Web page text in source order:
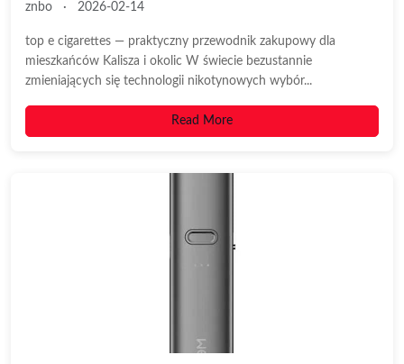
znbo · 2026-02-14
top e cigarettes — praktyczny przewodnik zakupowy dla
mieszkańców Kalisza i okolic W świecie bezustannie
zmieniających się technologii nikotynowych wybór...
Read More